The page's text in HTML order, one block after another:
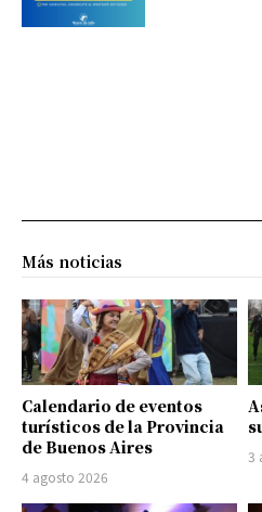
Más noticias
Calendario de eventos
turísticos de la Provincia
de Buenos Aires
4 agosto 2026
3